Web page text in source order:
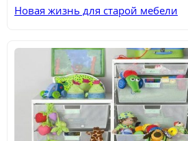
Новая жизнь для старой мебели